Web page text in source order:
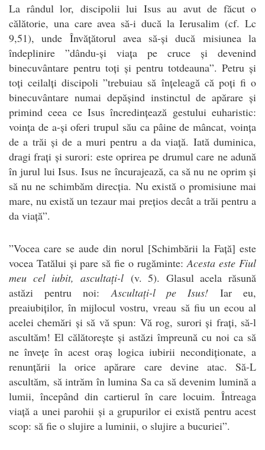
La rândul lor, discipolii lui Isus au avut de făcut o
călătorie, una care avea să-i ducă la Ierusalim (cf. Lc
9,51), unde Învățătorul avea să-și ducă misiunea la
îndeplinire ”dându-și viața pe cruce și devenind
binecuvântare pentru toți și pentru totdeauna”. Petru și
toți ceilalți discipoli ”trebuiau să înțeleagă că poți fi o
binecuvântare numai depășind instinctul de apărare și
primind ceea ce Isus încredințează gestului euharistic:
voința de a-și oferi trupul său ca pâine de mâncat, voința
de a trăi și de a muri pentru a da viață. Iată duminica,
dragi frați și surori: este oprirea pe drumul care ne adună
în jurul lui Isus. Isus ne încurajează, ca să nu ne oprim și
să nu ne schimbăm direcția. Nu există o promisiune mai
mare, nu există un tezaur mai prețios decât a trăi pentru a
da viață”.
”Vocea care se aude din norul [Schimbării la Față] este
vocea Tatălui și pare să fie o rugăminte:Acesta este Fiul
meu cel iubit, ascultați-l (v. 5). Glasul acela răsună
astăzi pentru noi: Ascultați-l pe Isus!Iar eu,
preaiubiților, în mijlocul vostru, vreau să fiu un ecou al
acelei chemări și să vă spun: Vă rog, surori și frați, să-l
ascultăm! El călătorește și astăzi împreună cu noi ca să
ne învețe în acest oraș logica iubirii necondiționate, a
renunțării la orice apărare care devine atac. Să-L
ascultăm, să intrăm în lumina Sa ca să devenim lumină a
lumii, începând din cartierul în care locuim. Întreaga
viață a unei parohii și a grupurilor ei există pentru acest
scop: să fie o slujire a luminii, o slujire a bucuriei”.